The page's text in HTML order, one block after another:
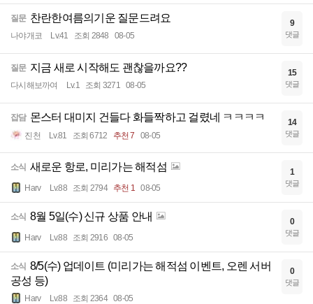
질문 찬란한여름의기운 질문드려요
나야개코 Lv.41 조회 2848 08-05
9
댓글
질문 지금 새로 시작해도 괜찮을까요??
다시해보까여 Lv.1 조회 3271 08-05
15
댓글
잡담 몬스터 대미지 건들다 화들짝하고 걸렸네 ㅋㅋㅋㅋ
진천 Lv.81 조회 6712 추천 7 08-05
14
댓글
소식 새로운 항로, 미리가는 해적섬
Harv Lv.88 조회 2794 추천 1 08-05
1
댓글
소식 8월 5일(수) 신규 상품 안내
Harv Lv.88 조회 2916 08-05
0
댓글
소식 8/5(수) 업데이트 (미리가는 해적섬 이벤트, 오렌 서버
공성 등)
Harv Lv.88 조회 2364 08-05
0
댓글